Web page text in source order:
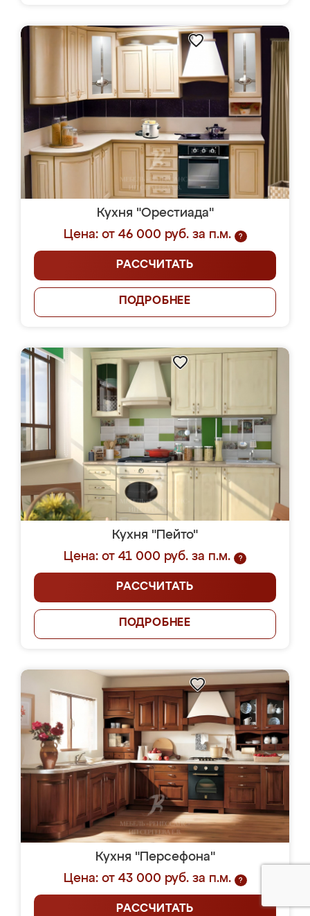
Кухня "Орестиада"
Цена: от 46 000 руб. за п.м.
?
РАССЧИТАТЬ
ПОДРОБНЕЕ
Кухня "Пейто"
Цена: от 41 000 руб. за п.м.
?
РАССЧИТАТЬ
ПОДРОБНЕЕ
Кухня "Персефона"
Цена: от 43 000 руб. за п.м.
?
РАССЧИТАТЬ